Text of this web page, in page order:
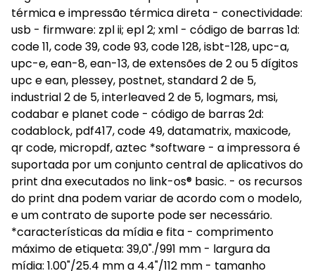
térmica e impressão térmica direta - conectividade:
usb - firmware: zpl ii; epl 2; xml - código de barras 1d:
code 11, code 39, code 93, code 128, isbt-128, upc-a,
upc-e, ean-8, ean-13, de extensões de 2 ou 5 dígitos
upc e ean, plessey, postnet, standard 2 de 5,
industrial 2 de 5, interleaved 2 de 5, logmars, msi,
codabar e planet code - código de barras 2d:
codablock, pdf417, code 49, datamatrix, maxicode,
qr code, micropdf, aztec *software - a impressora é
suportada por um conjunto central de aplicativos do
print dna executados no link-os® basic. - os recursos
do print dna podem variar de acordo com o modelo,
e um contrato de suporte pode ser necessário.
*características da mídia e fita - comprimento
máximo de etiqueta: 39,0"./991 mm - largura da
mídia: 1.00"/25.4 mm a 4.4"/112 mm - tamanho